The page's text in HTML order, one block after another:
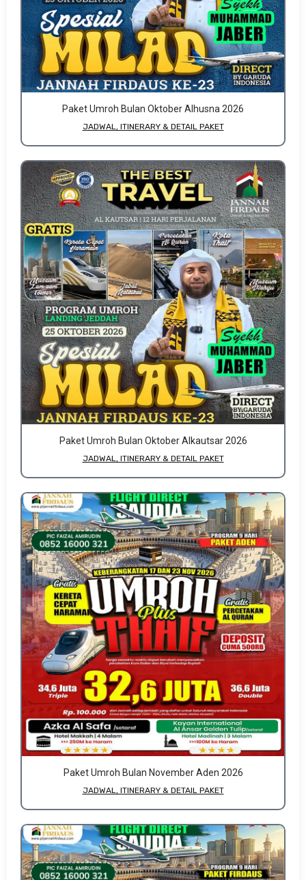
Paket Umroh Bulan Oktober Alhusna 2026
JADWAL, ITINERARY & DETAIL PAKET
Paket Umroh Bulan Oktober Alkautsar 2026
JADWAL, ITINERARY & DETAIL PAKET
Paket Umroh Bulan November Aden 2026
JADWAL, ITINERARY & DETAIL PAKET